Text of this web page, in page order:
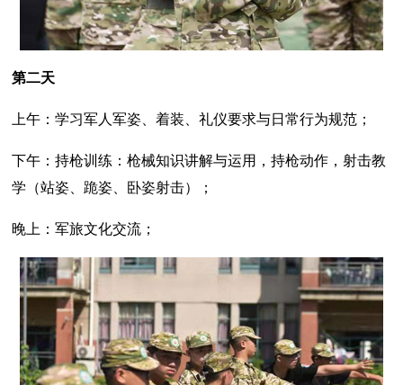
第二天
上午：学习军人军姿、着装、礼仪要求与日常行为规范；
下午：持枪训练：枪械知识讲解与运用，持枪动作，射击教
学（站姿、跪姿、卧姿射击）；
晚上：军旅文化交流；